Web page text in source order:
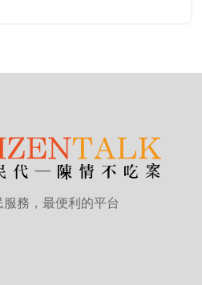
務，最便利的平台